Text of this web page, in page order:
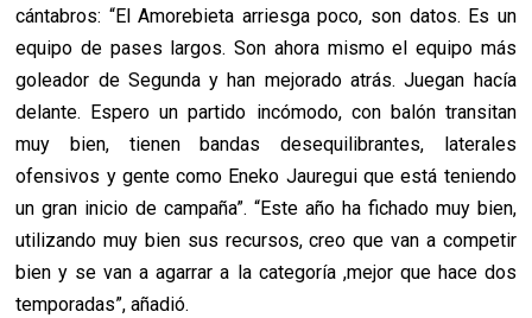
cántabros: “El Amorebieta arriesga poco, son datos. Es un
equipo de pases largos. Son ahora mismo el equipo más
goleador de Segunda y han mejorado atrás. Juegan hacía
delante. Espero un partido incómodo, con balón transitan
muy bien, tienen bandas desequilibrantes, laterales
ofensivos y gente como Eneko Jauregui que está teniendo
un gran inicio de campaña”. “Este año ha fichado muy bien,
utilizando muy bien sus recursos, creo que van a competir
bien y se van a agarrar a la categoría ,mejor que hace dos
temporadas”, añadió.